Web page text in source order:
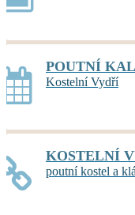
POUTNÍ
Kostelní Vydří
KOSTELNÍ
poutní kostel a